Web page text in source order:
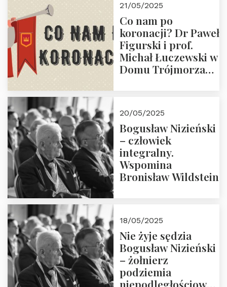
Zapraszamy do
zapisów.
21/05/2025
Co nam po
koronacji? Dr Paweł
Figurski i prof.
Michał Łuczewski w
Domu Trójmorza
20/05/2025
Bogusław Nizieński
– człowiek
integralny.
Wspomina
Bronisław Wildstein
18/05/2025
Nie żyje sędzia
Bogusław Nizieński
– żołnierz
podziemia
niepodległościowego